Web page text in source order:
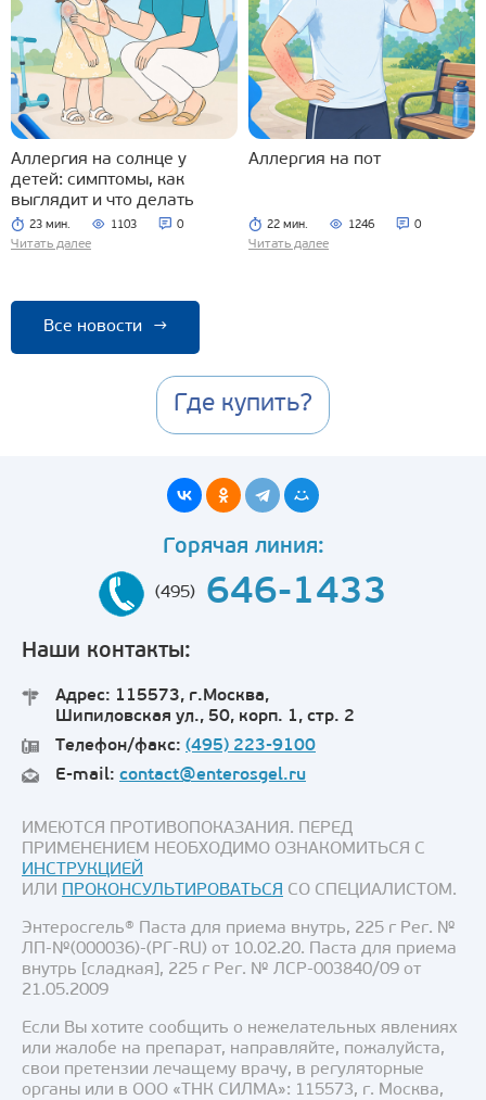
Аллергия на солнце у
детей: симптомы, как
выглядит и что делать
23 мин. 1103 0
Читать далее
Аллергия на пот
22 мин. 1246 0
Читать далее
Все новости →
Где купить?
Горячая линия:
(495) 646-1433
Наши контакты:
Адрес: 115573, г.Москва,
Шипиловская ул., 50, корп. 1, стр. 2
Телефон/факс: (495) 223-9100
E-mail: contact@enterosgel.ru
ИМЕЮТСЯ ПРОТИВОПОКАЗАНИЯ. ПЕРЕД
ПРИМЕНЕНИЕМ НЕОБХОДИМО ОЗНАКОМИТЬСЯ С
ИНСТРУКЦИЕЙ
ИЛИ ПРОКОНСУЛЬТИРОВАТЬСЯ СО СПЕЦИАЛИСТОМ.
Энтеросгель® Паста для приема внутрь, 225 г Рег. №
ЛП-№(000036)-(РГ-RU) от 10.02.20. Паста для приема
внутрь [сладкая], 225 г Рег. № ЛСР-003840/09 от
21.05.2009
Если Вы хотите сообщить о нежелательных явлениях
или жалобе на препарат, направляйте, пожалуйста,
свои претензии лечащему врачу, в регуляторные
органы или в ООО «ТНК СИЛМА»: 115573, г. Москва,